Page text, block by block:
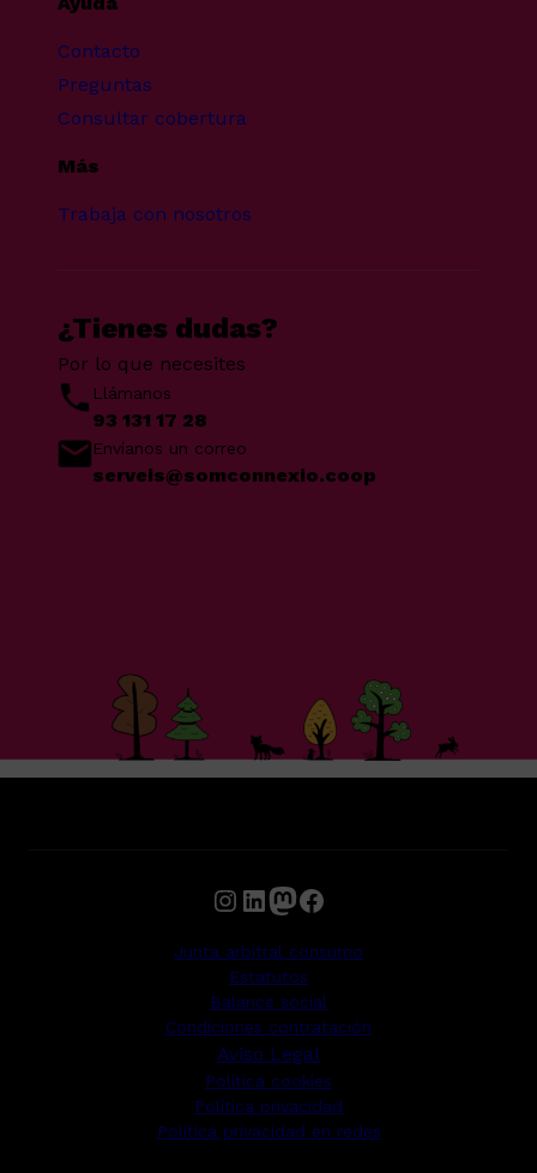
Contacto
Preguntas
Consultar cobertura
Más
Trabaja con nosotros
¿Tienes dudas?
Por lo que necesites
Llámanos
93 131 17 28
Envíanos un correo
serveis@somconnexio.coop
Instagram LinkedIn Mastodon Facebook
Junta arbitral consumo
Estatutos
Balance social
Condiciones contratación
Aviso Legal
Política cookies
Política privacidad
Política privacidad en redes